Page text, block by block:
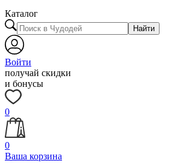
Каталог
Найти
Войти
получай скидки
и бонусы
0
0
Ваша корзина